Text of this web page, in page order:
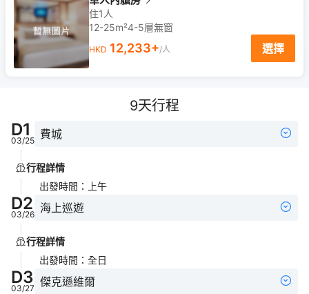
住1人
12-25m²4-5層無窗
HKD 12,233+/人 選擇
9天行程
D1
03/25 費城
行程詳情
出發時間 ： 上午
D2
03/26 海上巡遊
行程詳情
出發時間 ： 全日
D3
03/27 傑克遜維爾